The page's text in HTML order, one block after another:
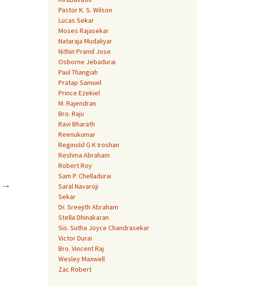
→
Pastor K. S. Wilson
Lucas Sekar
Moses Rajasekar
Nataraja Mudaliyar
Nithin Pramil Jose
Osborne Jebadurai
Paul Thangiah
Pratap Samuel
Prince Ezekiel
M. Rajendran
Bro. Raju
Ravi Bharath
Reenukumar
Reginold G K Iroshan
Reshma Abraham
Robert Roy
Sam P. Chelladurai
Saral Navaroji
Sekar
Dr. Sreejith Abraham
Stella Dhinakaran
Sis. Sutha Joyce Chandrasekar
Victor Durai
Bro. Vincent Raj
Wesley Maxwell
Zac Robert